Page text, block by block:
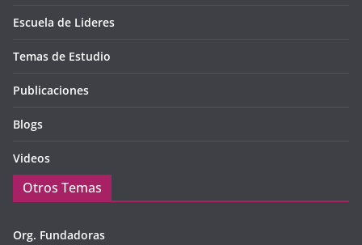
Escuela de Lideres
Temas de Estudio
Publicaciones
Blogs
Videos
Otros Temas
Org. Fundadoras